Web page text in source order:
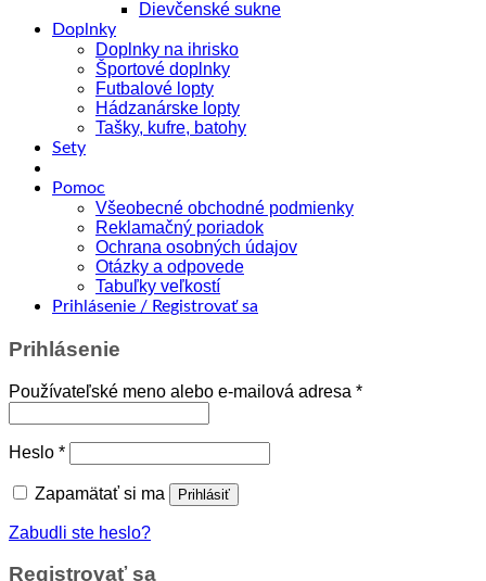
Dievčenské sukne
Doplnky
Doplnky na ihrisko
Športové doplnky
Futbalové lopty
Hádzanárske lopty
Tašky, kufre, batohy
Sety
Pomoc
Všeobecné obchodné podmienky
Reklamačný poriadok
Ochrana osobných údajov
Otázky a odpovede
Tabuľky veľkostí
Prihlásenie / Registrovať sa
Prihlásenie
Používateľské meno alebo e-mailová adresa *Povinné
Heslo *Povinné
Zapamätať si ma Prihlásiť
Zabudli ste heslo?
Registrovať sa